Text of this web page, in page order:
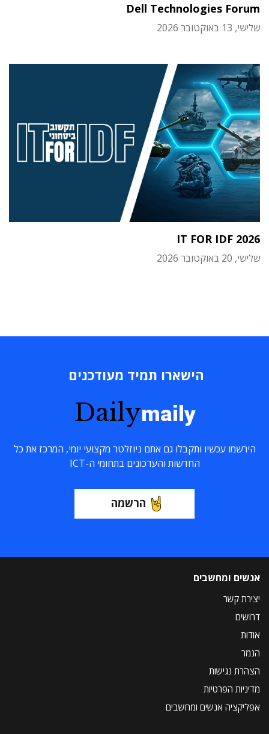
Dell Technologies Forum
שלישי, 13 באוקטובר 2026
IT FOR IDF 2026
שלישי, 20 באוקטובר 2026
הישארו תמיד מעודכנים
Dailymaily
הירשמו עכשיו ותקבלו גם אתם ניוזלטר מקצועי יומי, המרכז את כל
החדשות והעדכונים בתחומי ה-ICT
הרשמה
אנשים ומחשבים
יצירת קשר
דרושים
אודות
הנמר
הצהרת נגישות
מדיניות הפרטיות
אפליקציה אנשים ומחשבים